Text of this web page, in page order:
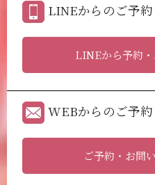
LINEからのご予
LINEから予約
WEBからのご予
ご予約・お問